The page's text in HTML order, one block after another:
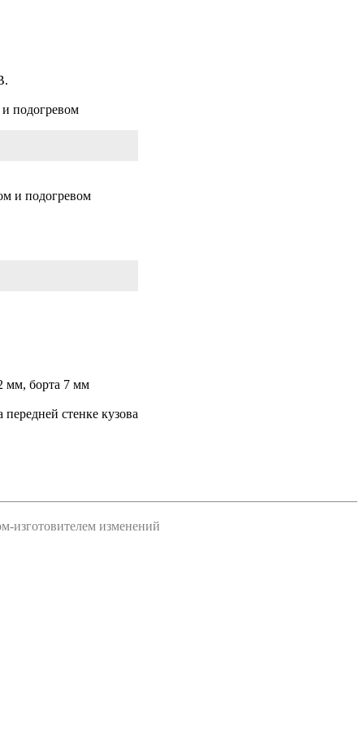
подогревом
и подогревом
мм, борта 7 мм
стенке кузова
изготовителем изменений